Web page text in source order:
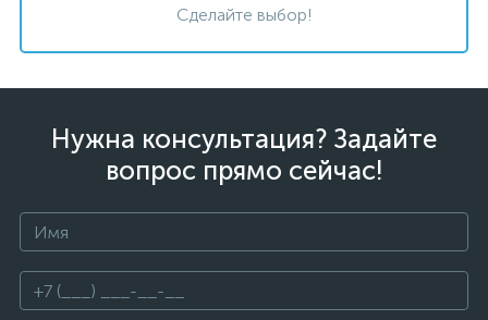
Сделайте выбор!
Нужна консультация? Задайте
вопрос прямо сейчас!